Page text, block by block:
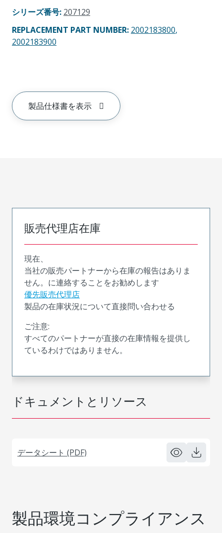
シリーズ番号: 207129
REPLACEMENT PART NUMBER: 2002183800,
2002183900
製品仕様書を表示
ドキュメントとリソース
データシート (PDF)
販売代理店在庫
現在、
当社の販売パートナーから在庫の報告はありま
せん。に連絡することをお勧めします
優先販売代理店
製品の在庫状況について直接問い合わせる
ご注意:
すべてのパートナーが直接の在庫情報を提供し
ているわけではありません。
製品環境コンプライアンス